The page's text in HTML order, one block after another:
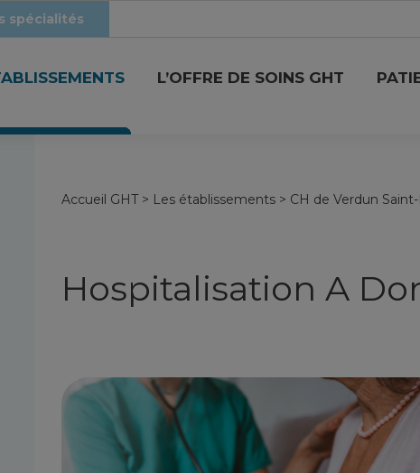
spécialités
L’OFFRE DE SOINS GHT
Accueil GHT > Les établissements > CH de Verdun
Hospitalisation A